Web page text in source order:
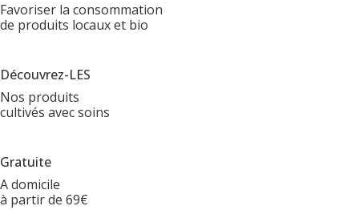
Favoriser la consommation
de produits locaux et bio
Découvrez-LES
Nos produits
cultivés avec soins
Gratuite
A domicile
à partir de 69€